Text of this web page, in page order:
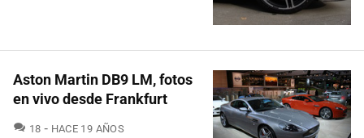
Aston Martin DB9 LM, fotos
en vivo desde Frankfurt
18 COMENTARIOS
HACE 19 AÑOS